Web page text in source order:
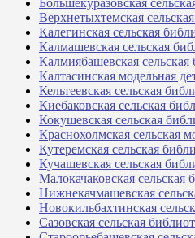
Большекуразовская
Верхнетыхтемская
Калегинская сельская
Калмашевская сельская
Калмиябашевская
Калтасинская модельная
Кельтеевская сельская
Киебаковская сельская
Кокушевская сельская
Краснохолмская сельская
Кутеремская сельская
Кучашевская сельская
Малокачаковская
Нижнекачмашевская
Новокильбахтинская
Сазовская сельская